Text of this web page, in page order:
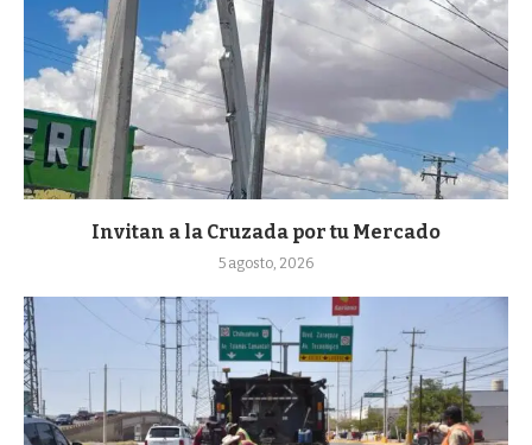
Invitan a la Cruzada por tu Mercado
5 agosto, 2026